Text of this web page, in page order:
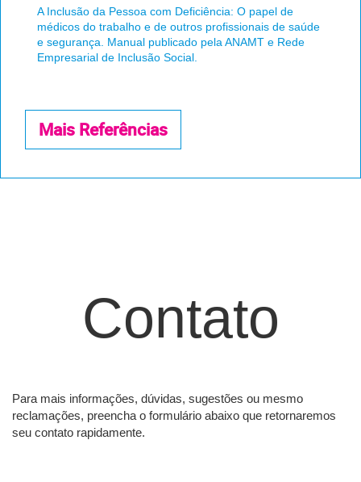
A Inclusão da Pessoa com Deficiência: O papel de
médicos do trabalho e de outros profissionais de saúde
e segurança. Manual publicado pela ANAMT e Rede
Empresarial de Inclusão Social.
Mais Referências
Contato
Para mais informações, dúvidas, sugestões ou mesmo
reclamações, preencha o formulário abaixo que retornaremos
seu contato rapidamente.